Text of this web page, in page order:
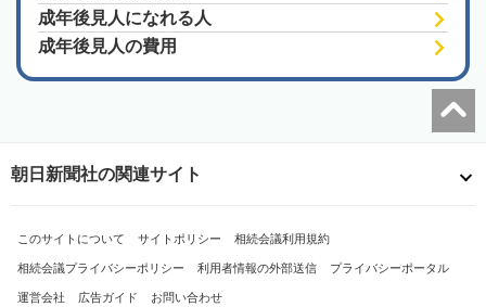
成年後見人になれる人
成年後見人の費用
朝日新聞社の関連サイト
このサイトについて サイトポリシー 相続会議利用規約
相続会議プライバシーポリシー 利用者情報の外部送信 プライバシーポータル
運営会社 広告ガイド お問い合わせ